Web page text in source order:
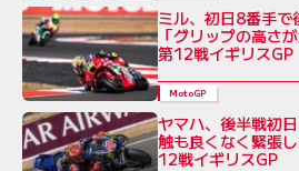
ミル、初日8番手で
「グリップの高さ
第12戦イギリスGP
MotoGP
ヤマハ、後半戦初
触も良くなく緊張
12戦イギリスGP